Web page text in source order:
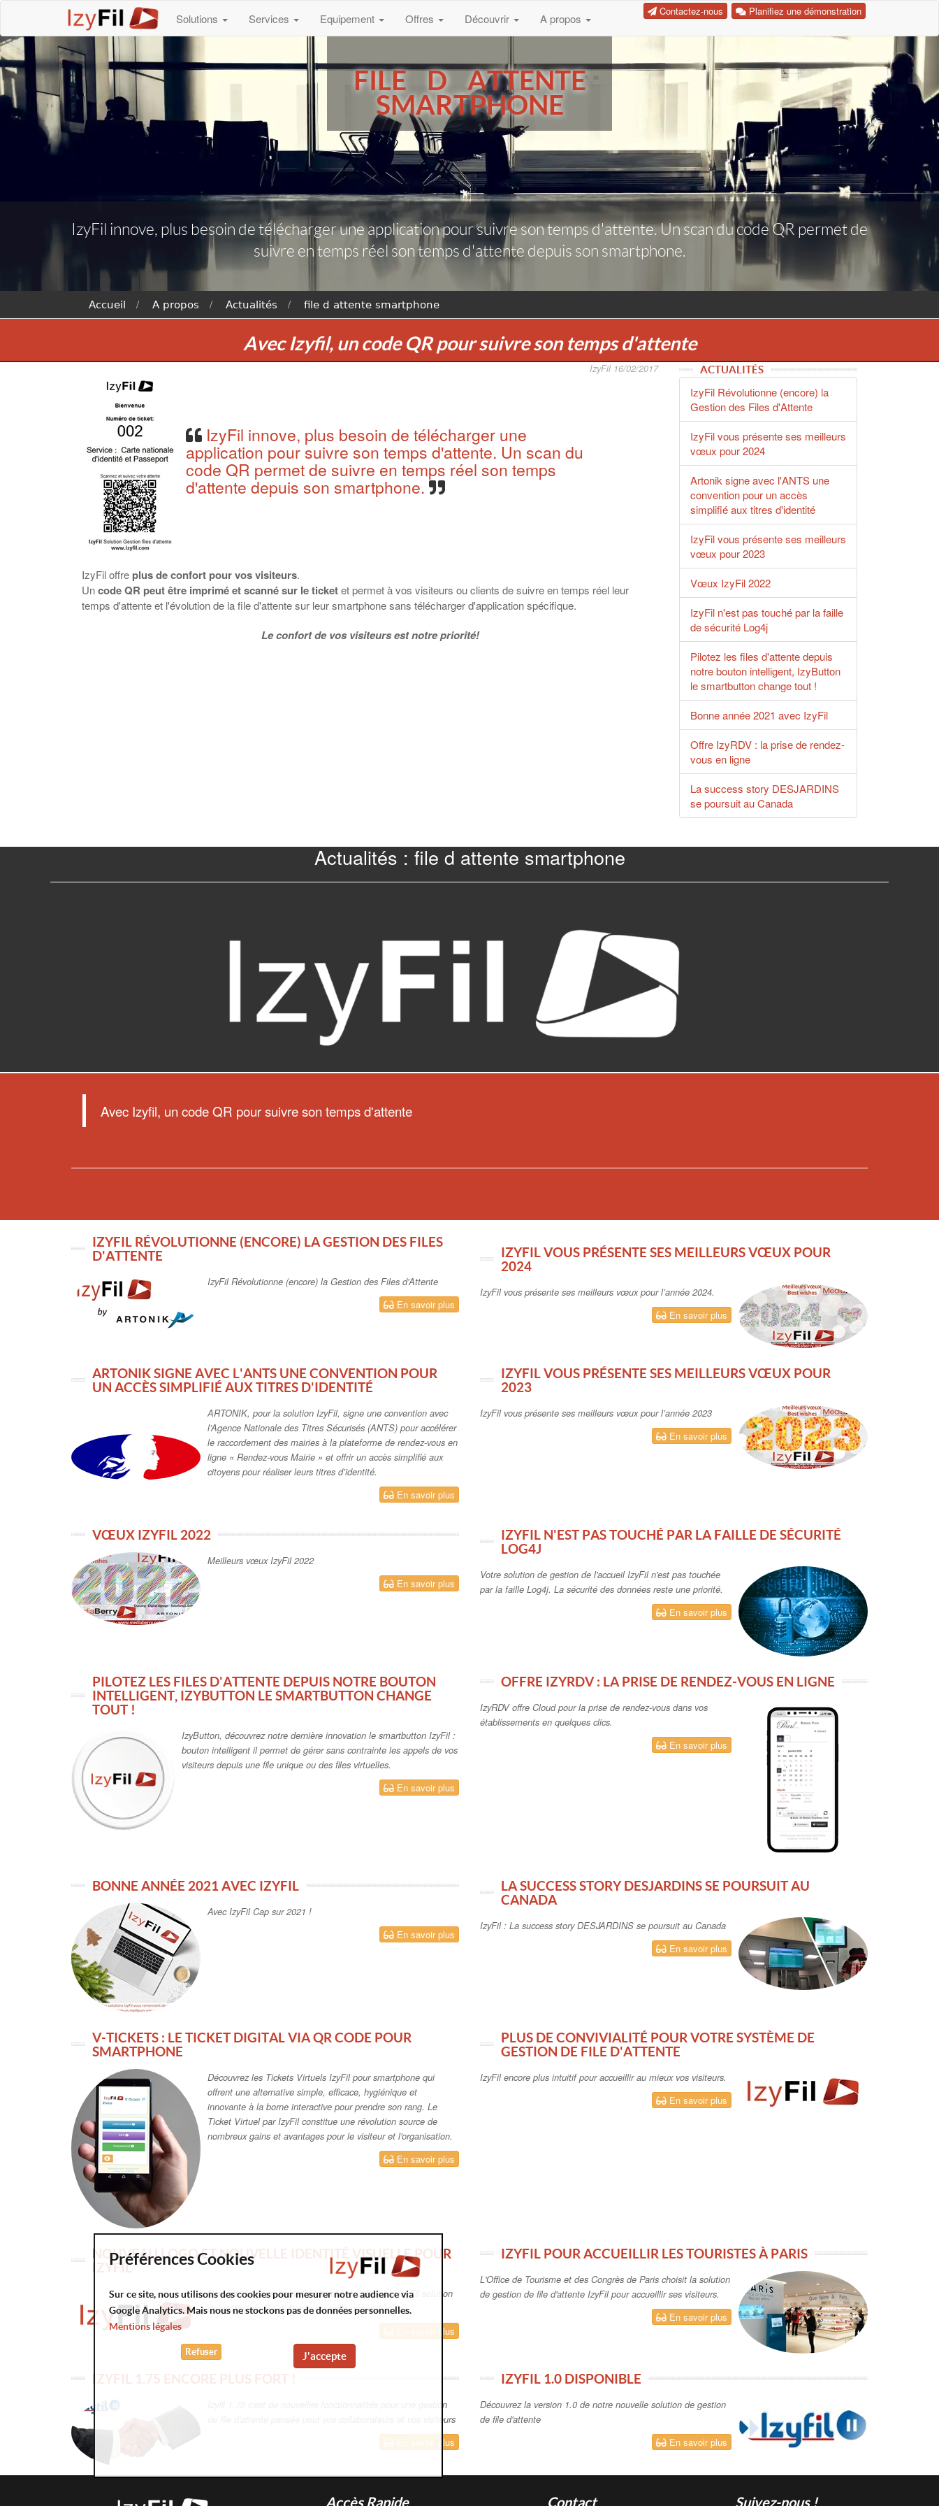
Planifiez une démonstration
Contactez-nous
Solutions Services Equipement Offres Découvrir A propos
FILE D ATTENTE
SMARTPHONE
IzyFil innove, plus besoin de télécharger une application pour suivre son temps d'attente. Un scan du code QR permet de
suivre en temps réel son temps d'attente depuis son smartphone.
Accueil A propos Actualités file d attente smartphone
Avec Izyfil, un code QR pour suivre son temps d'attente
IzyFil 16/02/2017
IzyFil innove, plus besoin de télécharger une
application pour suivre son temps d'attente. Un scan du
code QR permet de suivre en temps réel son temps
d'attente depuis son smartphone.
IzyFil offre plus de confort pour vos visiteurs.
Uncode QR peut être imprimé et scanné sur le ticketet permet à vos visiteurs ou clients de suivre en temps réel leur
temps d'attente et l'évolution de la file d'attente sur leur smartphone sans télécharger d'application spécifique.
Le confort de vos visiteurs est notre priorité!
ACTUALITÉS
IzyFil Révolutionne (encore) la
Gestion des Files d'Attente
IzyFil vous présente ses meilleurs
vœux pour 2024
Artonik signe avec l'ANTS une
convention pour un accès
simplifié aux titres d'identité
IzyFil vous présente ses meilleurs
vœux pour 2023
Vœux IzyFil 2022
IzyFil n'est pas touché par la faille
de sécurité Log4j
Pilotez les files d'attente depuis
notre bouton intelligent, IzyButton
le smartbutton change tout !
Bonne année 2021 avec IzyFil
Offre IzyRDV : la prise de rendez-
vous en ligne
La success story DESJARDINS
se poursuit au Canada
Actualités : file d attente smartphone
Avec Izyfil, un code QR pour suivre son temps d'attente
IZYFIL RÉVOLUTIONNE (ENCORE) LA GESTION DES FILES
D'ATTENTE
IzyFil Révolutionne (encore) la Gestion des Files d'Attente
En savoir plus
IZYFIL VOUS PRÉSENTE SES MEILLEURS VŒUX POUR
2024
IzyFil vous présente ses meilleurs vœux pour l’année 2024.
En savoir plus
ARTONIK SIGNE AVEC L'ANTS UNE CONVENTION POUR
UN ACCÈS SIMPLIFIÉ AUX TITRES D'IDENTITÉ
ARTONIK, pour la solution IzyFil, signe une convention avec
l’Agence Nationale des Titres Sécurisés (ANTS) pour accélérer
le raccordement des mairies à la plateforme de rendez-vous en
ligne « Rendez-vous Mairie » et offrir un accès simplifié aux
citoyens pour réaliser leurs titres d’identité.
En savoir plus
IZYFIL VOUS PRÉSENTE SES MEILLEURS VŒUX POUR
2023
IzyFil vous présente ses meilleurs vœux pour l’année 2023
En savoir plus
VŒUX IZYFIL 2022
Meilleurs vœux IzyFil 2022
En savoir plus
IZYFIL N'EST PAS TOUCHÉ PAR LA FAILLE DE SÉCURITÉ
LOG4J
Votre solution de gestion de l'accueil IzyFil n'est pas touchée
par la faille Log4j. La sécurité des données reste une priorité.
En savoir plus
PILOTEZ LES FILES D'ATTENTE DEPUIS NOTRE BOUTON
INTELLIGENT, IZYBUTTON LE SMARTBUTTON CHANGE
TOUT !
IzyButton, découvrez notre dernière innovation le smartbutton IzyFil :
bouton intelligent il permet de gérer sans contrainte les appels de vos
visiteurs depuis une file unique ou des files virtuelles.
En savoir plus
OFFRE IZYRDV : LA PRISE DE RENDEZ-VOUS EN LIGNE
IzyRDV offre Cloud pour la prise de rendez-vous dans vos
établissements en quelques clics.
En savoir plus
BONNE ANNÉE 2021 AVEC IZYFIL
Avec IzyFil Cap sur 2021 !
En savoir plus
LA SUCCESS STORY DESJARDINS SE POURSUIT AU
CANADA
IzyFil : La success story DESJARDINS se poursuit au Canada
En savoir plus
V-TICKETS : LE TICKET DIGITAL VIA QR CODE POUR
SMARTPHONE
Découvrez les Tickets Virtuels IzyFil pour smartphone qui
offrent une alternative simple, efficace, hygiénique et
innovante à la borne interactive pour prendre son rang. Le
Ticket Virtuel par IzyFil constitue une révolution source de
nombreux gains et avantages pour le visiteur et l'organisation.
En savoir plus
PLUS DE CONVIVIALITÉ POUR VOTRE SYSTÈME DE
GESTION DE FILE D'ATTENTE
IzyFil encore plus intuitif pour accueillir au mieux vos visiteurs.
En savoir plus
NOUVEAU LOGO ET NOUVELLE IDENTITÉ VISUELLE POUR
IZYFIL
Nouveau Logo et nouvelle identité visuelle pour IzyFil solution
de gestion de file d'attente nouvelle génération !
En savoir plus
IZYFIL POUR ACCUEILLIR LES TOURISTES À PARIS
L'Office de Tourisme et des Congrès de Paris choisit la solution
de gestion de file d'attente IzyFil pour accueillir ses visiteurs.
En savoir plus
IZYFIL 1.75 ENCORE PLUS FORT !
Izyfil 1.75 c'est de nouvelles fonctionnalités pour une gestion
de file d'attente pensée pour vos collaborateurs et vos visiteurs
En savoir plus
IZYFIL 1.0 DISPONIBLE
Découvrez la version 1.0 de notre nouvelle solution de gestion
de file d'attente
En savoir plus
Accès Rapide Contact Suivez-nous !
Préférences Cookies
Sur ce site, nous utilisons des cookies pour mesurer notre audience via
Google Analytics. Mais nous ne stockons pas de données personnelles.
Mentions légales
J'accepte
Refuser